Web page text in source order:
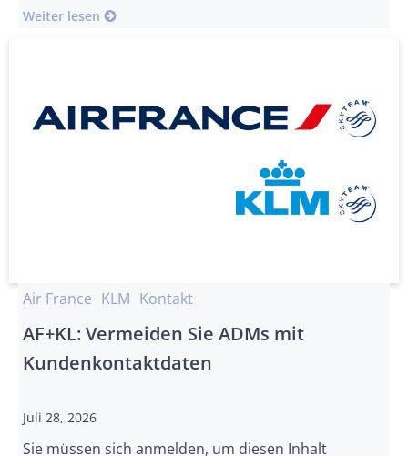
Weiter lesen
Air France KLM Kontakt
AF+KL: Vermeiden Sie ADMs mit
Kundenkontaktdaten
Juli 28, 2026
Sie müssen sich anmelden, um diesen Inhalt